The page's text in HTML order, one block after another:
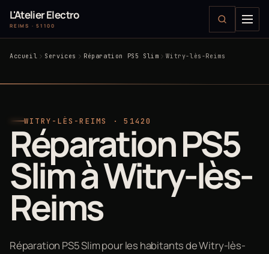
L'Atelier Electro
REIMS · 51100
Accueil Services Réparation PS5 Slim Witry-lès-Reims
WITRY-LÈS-REIMS · 51420
Réparation PS5
Slim à Witry-lès-
Reims
Réparation PS5 Slim pour les habitants de Witry-lès-